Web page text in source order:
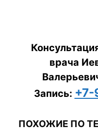
врача
Запись:
ПОХОЖИЕ ПО